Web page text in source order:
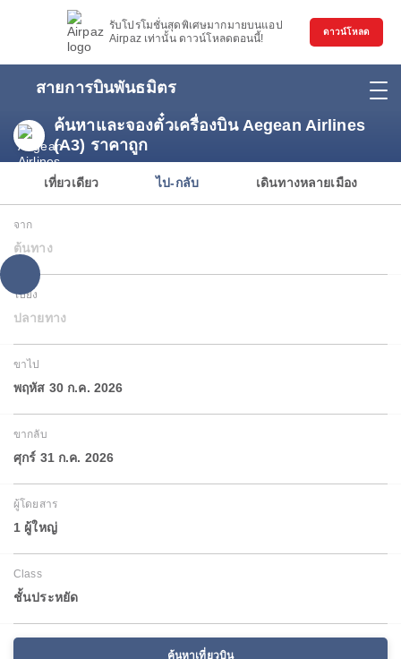
รับโปรโมชั่นสุดพิเศษมากมายบนแอป
Airpaz เท่านั้น ดาวน์โหลดตอนนี้!
ดาวน์โหลด
สายการบินพันธมิตร
ค้นหาและจองตั๋วเครื่องบิน Aegean Airlines
(A3) ราคาถูก
เที่ยวเดียว ไป-กลับ เดินทางหลายเมือง
จาก
ต้นทาง
ไปยัง
ปลายทาง
ขาไป
พฤหัส 30 ก.ค. 2026
ขากลับ
ศุกร์ 31 ก.ค. 2026
ผู้โดยสาร
1 ผู้ใหญ่
Class
ชั้นประหยัด
ค้นหาเที่ยวบิน